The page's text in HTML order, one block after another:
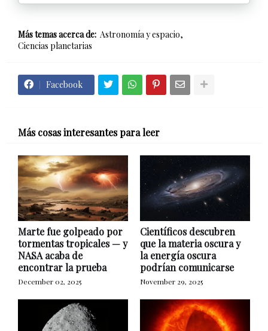
Más temas acerca de: Astronomía y espacio
Ciencias planetarias
Facebook
Más cosas interesantes para leer
Marte fue golpeado por
tormentas tropicales — y
NASA acaba de
encontrar la prueba
December 02, 2025
Científicos descubren
que la materia oscura y
la energía oscura
podrían comunicarse
November 29, 2025